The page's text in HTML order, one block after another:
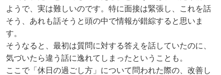
ようで、実は難しいのです。特に面接は緊張し、これを話
そう、あれも話そうと頭の中で情報が錯綜すると思いま
す。
そうなると、最初は質問に対する答えを話していたのに、
気づいたら違う話に逸れてしまったということも。
ここで「休日の過ごし方」について問われた際の、改善し